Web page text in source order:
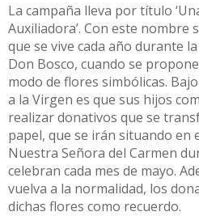
La campaña lleva por título
Auxiliadora’. Con este nombre
que se vive cada año durante
Don Bosco, cuando se
modo de flores simbólicas.
a la Virgen es que sus hijos
realizar donativos que se
papel, que se irán situando en
Nuestra Señora del Carmen
celebran cada mes de mayo.
vuelva a la normalidad, los
dichas flores como recuerdo.